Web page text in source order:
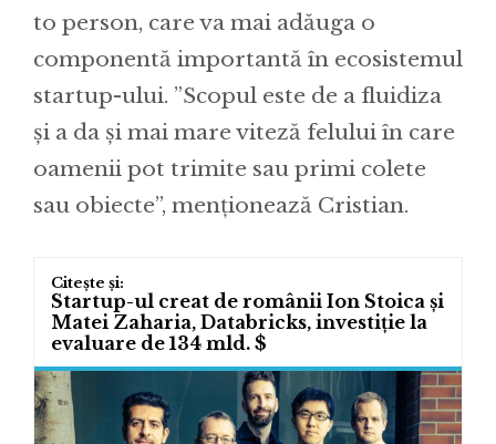
to person, care va mai adăuga o
componentă importantă în ecosistemul
startup-ului. ”Scopul este de a fluidiza
și a da și mai mare viteză felului în care
oamenii pot trimite sau primi colete
sau obiecte”, menționează Cristian.
Startup-ul creat de românii Ion Stoica și
Matei Zaharia, Databricks, investiție la
evaluare de 134 mld. $